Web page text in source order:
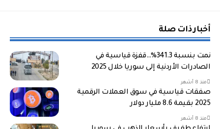
أخبار ذات صلة
نمت بنسبة 341.3%…قفزة قياسية في
الصادرات الأردنية إلى سوريا خلال 2025
منذ 8 أشهر
صفقات قياسية في سوق العملات الرقمية
2025 بقيمة 8.6 مليار دولار
منذ 8 أشهر